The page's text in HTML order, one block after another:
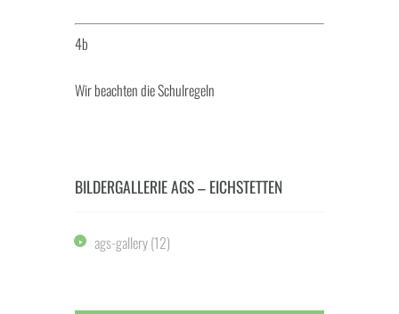
4b
Wir beachten die Schulregeln
BILDERGALLERIE AGS – EICHSTETTEN
ags-gallery(12)